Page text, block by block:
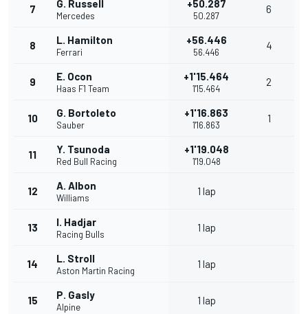
7 G. Russell
Mercedes
+50.287
50.287
6
8 L. Hamilton
Ferrari
+56.446
56.446
4
9 E. Ocon
Haas F1 Team
+1'15.464
1'15.464
2
10 G. Bortoleto
Sauber
+1'16.863
1'16.863
1
11 Y. Tsunoda
Red Bull Racing
+1'19.048
1'19.048
12 A. Albon
Williams
1 lap
13 I. Hadjar
Racing Bulls
1 lap
14 L. Stroll
Aston Martin Racing
1 lap
15 P. Gasly
Alpine
1 lap